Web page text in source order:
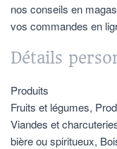
nos conseils en
vos commandes en
Détails
Produits
Fruits et légumes,
Viandes et
bière ou spiritueux,